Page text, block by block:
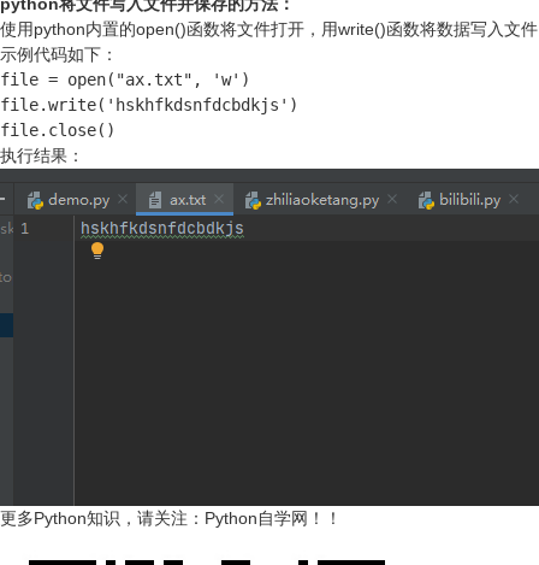
使用python内置的open()函数将文件打开，用write()函数将数据写入文
示例代码如下：
file = open("ax.txt", 'w')
file.write('hskhfkdsnfdcbdkjs')
file.close()
执行结果：
更多Python知识，请关注： Python自学网 ！！